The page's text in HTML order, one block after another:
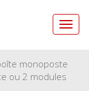
monoposte
ou 2 modules